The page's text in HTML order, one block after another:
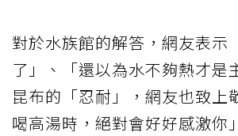
對於水族館的解答，網友表示
了」、「還以為水不夠熱才是
昆布的「忍耐」，網友也致上
喝高湯時，絕對會好好感激你